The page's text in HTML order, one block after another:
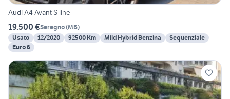
Audi A4 Avant S line
19.500 €Seregno(MB)
Usato
12/2020 92500 Km Mild Hybrid Benzina
Sequenziale
Euro 6